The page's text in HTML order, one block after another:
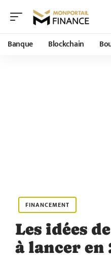
Banque Blockchain
FINANCEMENT
Les idées
à lancer en